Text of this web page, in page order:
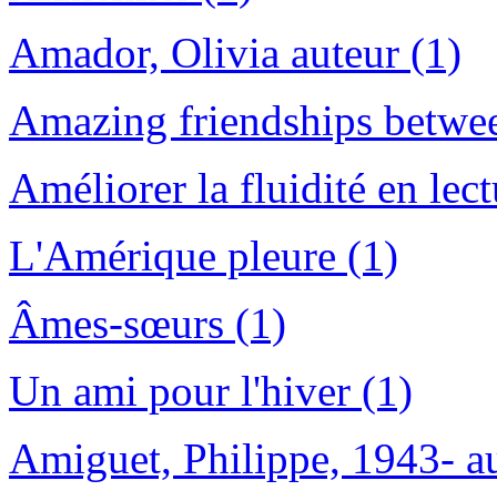
Amador, Olivia auteur (1)
Amazing friendships
Améliorer la fluidité en
L'Amérique pleure (1)
Âmes-sœurs (1)
Un ami pour l'hiver (1)
Amiguet, Philippe, 1943-